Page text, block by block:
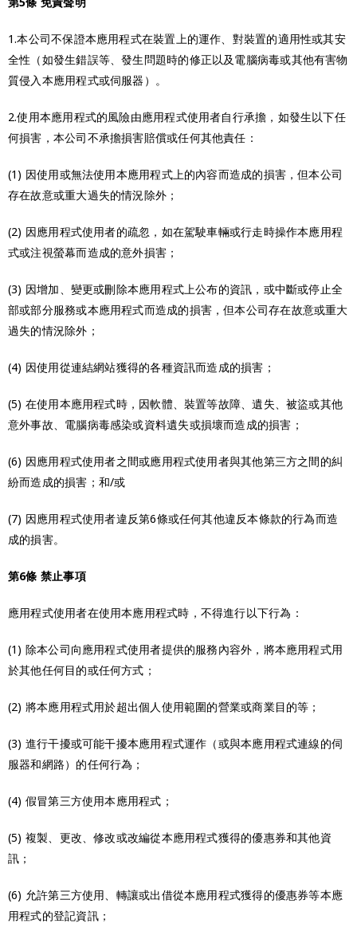
1.本公司不保證本應用程式在裝置上的運作、對裝置的適用性或其安
全性（如發生錯誤等、發生問題時的修正以及電腦病毒或其他有害物
質侵入本應用程式或伺服器）。
2.使用本應用程式的風險由應用程式使用者自行承擔，如發生以下任
何損害，本公司不承擔損害賠償或任何其他責任：
(1) 因使用或無法使用本應用程式上的內容而造成的損害，但本公司
存在故意或重大過失的情況除外；
(2) 因應用程式使用者的疏忽，如在駕駛車輛或行走時操作本應用程
式或注視螢幕而造成的意外損害；
(3) 因增加、變更或刪除本應用程式上公布的資訊，或中斷或停止全
部或部分服務或本應用程式而造成的損害，但本公司存在故意或重大
過失的情況除外；
(4) 因使用從連結網站獲得的各種資訊而造成的損害；
(5) 在使用本應用程式時，因軟體、裝置等故障、遺失、被盜或其他
意外事故、電腦病毒感染或資料遺失或損壞而造成的損害；
(6) 因應用程式使用者之間或應用程式使用者與其他第三方之間的糾
紛而造成的損害；和/或
(7) 因應用程式使用者違反第6條或任何其他違反本條款的行為而造
成的損害。
第6條 禁止事項
應用程式使用者在使用本應用程式時，不得進行以下行為：
(1) 除本公司向應用程式使用者提供的服務內容外，將本應用程式用
於其他任何目的或任何方式；
(2) 將本應用程式用於超出個人使用範圍的營業或商業目的等；
(3) 進行干擾或可能干擾本應用程式運作（或與本應用程式連線的伺
服器和網路）的任何行為；
(4) 假冒第三方使用本應用程式；
(5) 複製、更改、修改或改編從本應用程式獲得的優惠券和其他資
訊；
(6) 允許第三方使用、轉讓或出借從本應用程式獲得的優惠券等本應
用程式的登記資訊；